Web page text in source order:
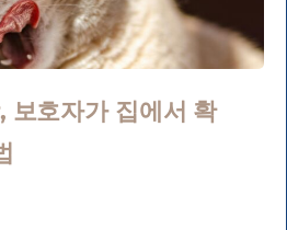
보호자가 집에서 확